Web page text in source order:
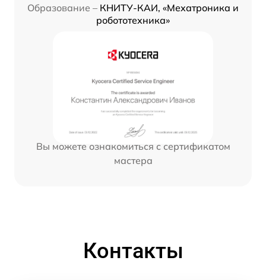
Образование – КНИТУ-КАИ, «Мехатроника и
робототехника»
Вы можете ознакомиться с сертификатом
мастера
Контакты